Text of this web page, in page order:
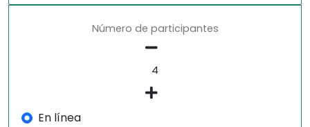
Número de participantes
En línea